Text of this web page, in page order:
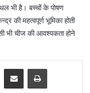
भी है। बच्चों के पोषण
की महत्वपूर्ण भूमिका होती
भी चीज की आवश्यकता होने
Telegram